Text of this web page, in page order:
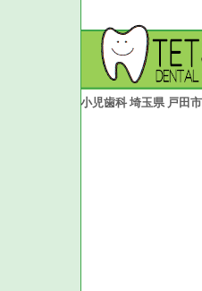
小児歯科 埼玉県 戸田